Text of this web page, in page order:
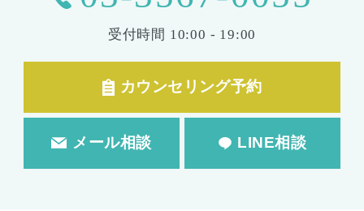
受付時間 10:00 - 19:00
カウンセリング予約
メール相談 LINE相談